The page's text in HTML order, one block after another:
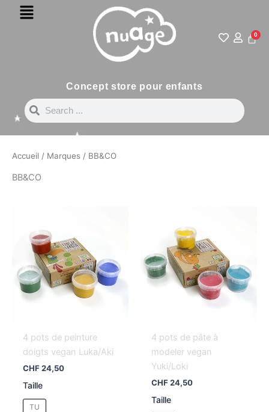
Concept store pour enfants
SearchSearch
Menu
0
Accueil / Marques / BB&CO
BB&CO
4 pots de peinture
doigts vegan Luka/Aki
CHF24,50
Taille
TU
4 pots de pâte à
modeler vegan
Yuki/Loki
CHF24,50
Taille